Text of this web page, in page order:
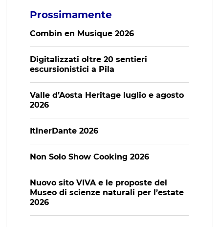
Prossimamente
Combin en Musique 2026
Digitalizzati oltre 20 sentieri
escursionistici a Pila
Valle d’Aosta Heritage luglio e agosto
2026
ItinerDante 2026
Non Solo Show Cooking 2026
Nuovo sito VIVA e le proposte del
Museo di scienze naturali per l’estate
2026